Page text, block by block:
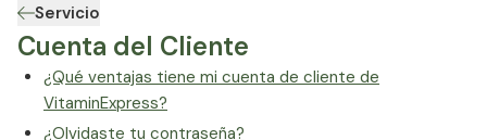
Servicio
Cuenta del Cliente
¿Qué ventajas tiene mi cuenta de cliente de
VitaminExpress?
¿Olvidaste tu contraseña?